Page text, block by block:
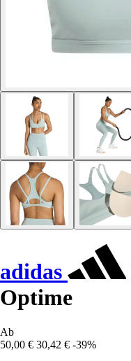
adidas
Optime
Ab
50,00 € 30,42 € -39%